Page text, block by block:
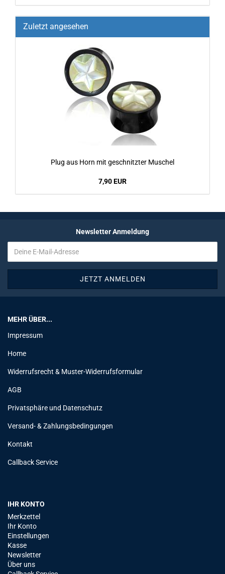
Zuletzt angesehen
Plug aus Horn mit ge­schnitz­ter Mu­schel
7,90 EUR
Newsletter Anmeldung
MEHR ÜBER...
Impressum
Home
Widerrufsrecht & Muster-Widerrufsformular
AGB
Privatsphäre und Datenschutz
Versand- & Zahlungsbedingungen
Kontakt
Callback Service
IHR KONTO
Merkzettel
Ihr Konto
Einstellungen
Kasse
Newsletter
Über uns